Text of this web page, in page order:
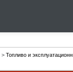
> Топливо и